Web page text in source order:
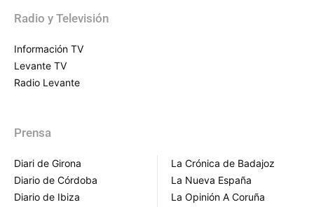
Radio y Televisión
Información TV
Levante TV
Radio Levante
Prensa
Diari de Girona
Diario de Córdoba
Diario de Ibiza
La Crónica de Badajoz
La Nueva España
La Opinión A Coruña